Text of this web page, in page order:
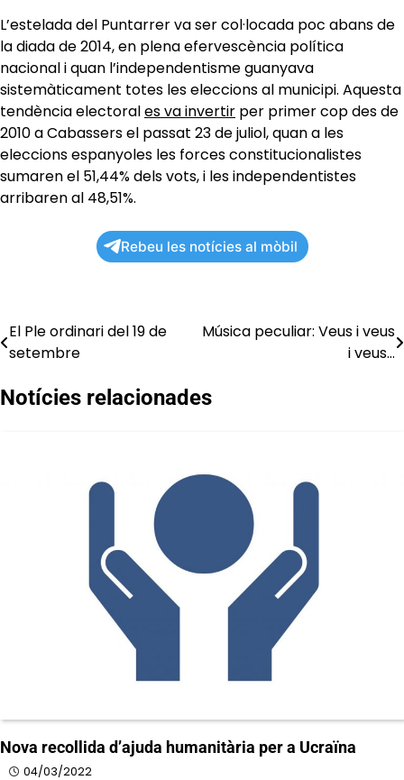
L’estelada del Puntarrer va ser col·locada poc abans de
la diada de 2014, en plena efervescència política
nacional i quan l’independentisme guanyava
sistemàticament totes les eleccions al municipi. Aquesta
tendència electorales va invertir per primer cop des de
2010 a Cabassers el passat 23 de juliol, quan a les
eleccions espanyoles les forces constitucionalistes
sumaren el 51,44% dels vots, i les independentistes
arribaren al 48,51%.
Rebeu les notícies al mòbil
Navegació
El Ple ordinari del 19 de
setembre
Música peculiar: Veus i veus
i veus…
Notícies relacionades
Nova recollida d’ajuda humanitària per a Ucraïna
04/03/2022